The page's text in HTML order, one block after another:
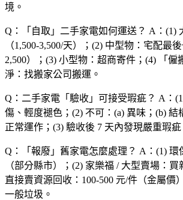
境。
Q：「自取」二手家電如何運送？ A：(1)
（1,500-3,500/天）；(2) 中型物：宅配最
2,500）；(3) 小型物：超商寄件；(4) 「
淨：找搬家公司搬運。
Q：二手家電「驗收」可接受瑕疵？ A：
傷、輕度褪色；(2) 不可：(a) 異味；(b) 結
正常運作；(3) 驗收後 7 天內發現嚴重瑕疵
Q：「報廢」舊家電怎麼處理？ A：(1) 環
（部分縣市）；(2) 家樂福 / 大型賣場：
直接賣資源回收：100-500 元/件（金屬價
一般垃圾。